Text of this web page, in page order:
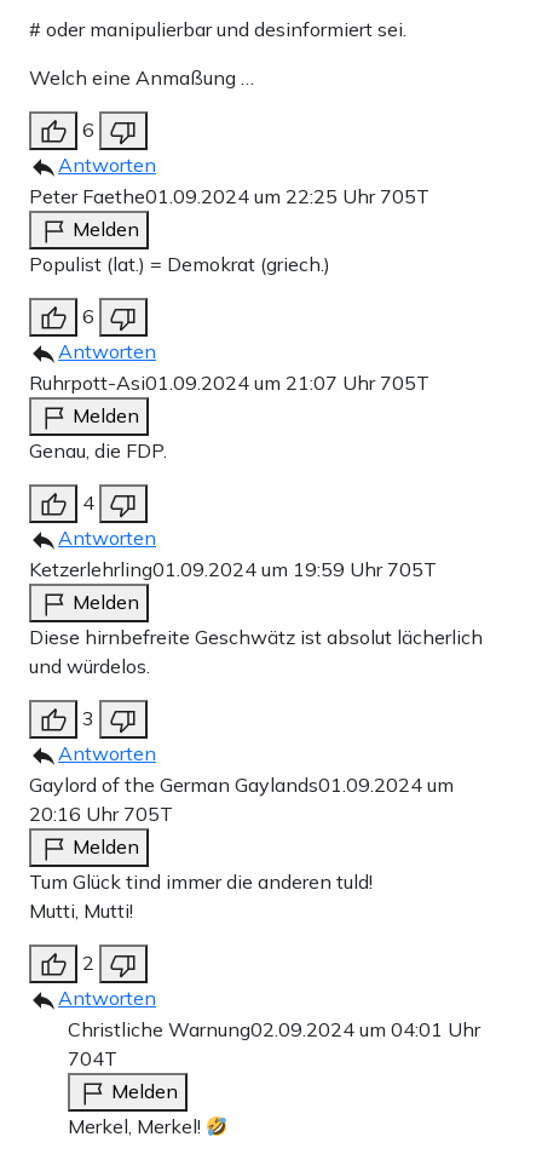
# oder manipulierbar und desinformiert sei.
Welch eine Anmaßung …
6
Antworten
Peter Faethe01.09.2024 um 22:25 Uhr 705T
Melden
Populist (lat.) = Demokrat (griech.)
6
Antworten
Ruhrpott-Asi01.09.2024 um 21:07 Uhr 705T
Melden
Genau, die FDP.
4
Antworten
Ketzerlehrling01.09.2024 um 19:59 Uhr 705T
Melden
Diese hirnbefreite Geschwätz ist absolut lächerlich
und würdelos.
3
Antworten
Gaylord of the German Gaylands01.09.2024 um
20:16 Uhr 705T
Melden
Tum Glück tind immer die anderen tuld!
Mutti, Mutti!
2
Antworten
Christliche Warnung02.09.2024 um 04:01 Uhr
704T
Melden
Merkel, Merkel!